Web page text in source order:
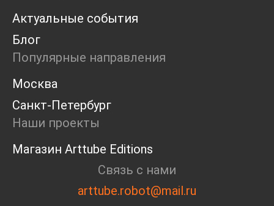
Open call
Экскурсия
Дискуссия
Cosmoscow 2024
Blazar 2024
Встречи
Круглый стол
Актуальные события
Блог
Популярные направления
Москва
Санкт-Петербург
Наши проекты
Магазин Arttube Editions
Связь с нами
arttube.robot@mail.ru